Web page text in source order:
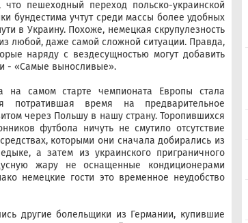
пешеходный переход польско-украинской
бундестима учтут среди массы более удобных
в Украину. Похоже, немецкая скрупулезность
любой, даже самой сложной ситуации. Правда,
наряду с вездесущностью могут добавить
- «Самые выносливые».
на самом старте чемпионата Европы стала
время на предварительное
через Польшу в нашу страну. Торопившихся
футбола ничуть не смутило отсутствие
которыми они сначала добирались из
а затем из украинского приграничного
жару не оснащенные кондиционерами
немецкие гости это временное неудобство
другие болельщики из Германии, купившие